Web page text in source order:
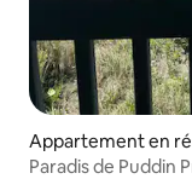
Appartement en
ch
Paradis de Puddin